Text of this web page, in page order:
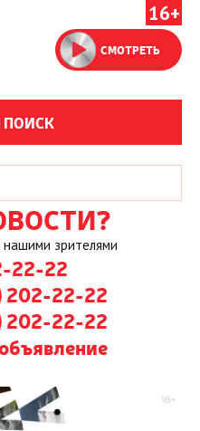
16+
СМОТРЕТЬ
зрителями
22-22
202-22-22
202-22-22